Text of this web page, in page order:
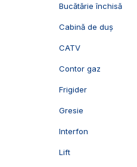
ID Exclusiv - 2938314
Bucătărie închisă
Cabină de duș
CATV
Contor gaz
Frigider
Gresie
Interfon
Lift